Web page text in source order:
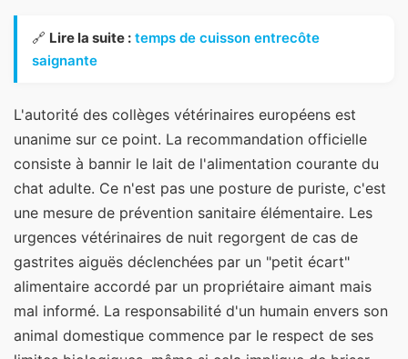
🔗 Lire la suite : temps de cuisson entrecôte
saignante
L'autorité des collèges vétérinaires européens est
unanime sur ce point. La recommandation officielle
consiste à bannir le lait de l'alimentation courante du
chat adulte. Ce n'est pas une posture de puriste, c'est
une mesure de prévention sanitaire élémentaire. Les
urgences vétérinaires de nuit regorgent de cas de
gastrites aiguës déclenchées par un "petit écart"
alimentaire accordé par un propriétaire aimant mais
mal informé. La responsabilité d'un humain envers son
animal domestique commence par le respect de ses